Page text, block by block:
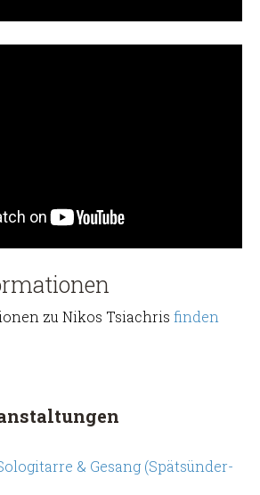
zu Nikos Tsiachris finden
& Gesang (Spätsünder-